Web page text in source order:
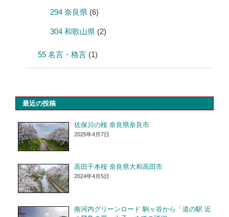
294 奈良県 (6)
304 和歌山県 (2)
55 名言・格言 (1)
最近の投稿
佐保川の桜 奈良県奈良市
2025年4月7日
高田千本桜 奈良県大和高田市
2024年4月5日
南河内グリーンロード 駒ヶ谷から「道の駅 近